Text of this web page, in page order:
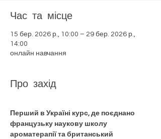
Час та місце
15 бер. 2026 р., 10:00 – 29 бер. 2026 р.,
14:00
онлайн навчання
Про захід
Перший в Україні курс, де поєднано
французьку наукову школу
ароматерапії та британський